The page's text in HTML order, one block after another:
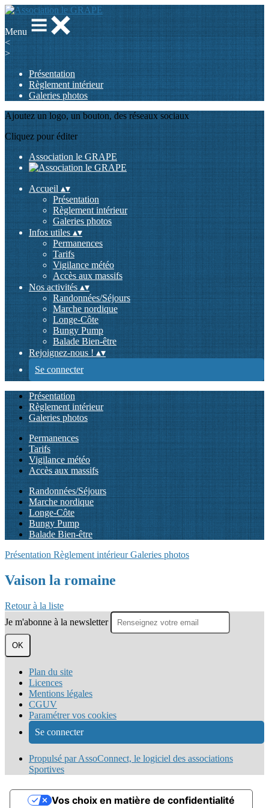
Menu
<
>
Présentation
Règlement intérieur
Galeries photos
Ajoutez un logo, un bouton, des réseaux sociaux
Cliquez pour éditer
Association le GRAPE
Accueil ▴▾
Présentation
Règlement intérieur
Galeries photos
Infos utiles ▴▾
Permanences
Tarifs
Vigilance météo
Accès aux massifs
Nos activités ▴▾
Randonnées/Séjours
Marche nordique
Longe-Côte
Bungy Pump
Balade Bien-être
Rejoignez-nous ! ▴▾
Se connecter
Présentation
Règlement intérieur
Galeries photos
Permanences
Tarifs
Vigilance météo
Accès aux massifs
Randonnées/Séjours
Marche nordique
Longe-Côte
Bungy Pump
Balade Bien-être
Présentation Règlement intérieurGaleries photos
Vaison la romaine
Retour à la liste
Je m'abonne à la newsletter
OK
Plan du site
Licences
Mentions légales
CGUV
Paramétrer vos cookies
Se connecter
Propulsé par AssoConnect, le logiciel des associations
Sportives
Vos choix en matière de confidentialité